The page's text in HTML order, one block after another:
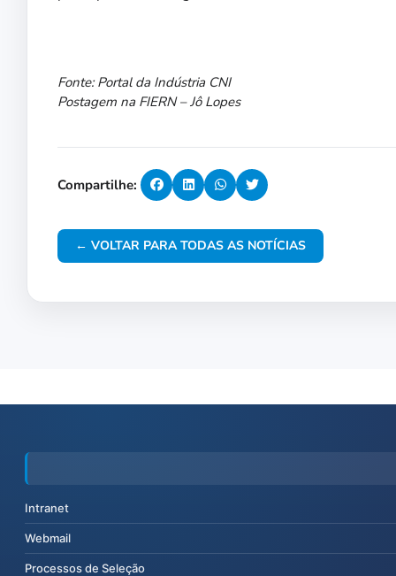
Fonte: Portal da Indústria CNI
Postagem na FIERN – Jô Lopes
Compartilhe:
← VOLTAR PARA TODAS AS NOTÍCIAS
Intranet
Webmail
Processos de Seleção